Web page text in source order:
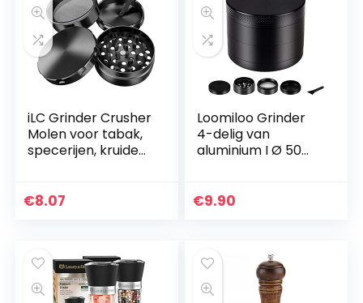
iLC Grinder Crusher
Molen voor tabak,
specerijen, kruiden,
inch – gemaakt
€8.07
Loomiloo Grinder
4-delig van
aluminium I Ø 50
en tabak I
€9.90